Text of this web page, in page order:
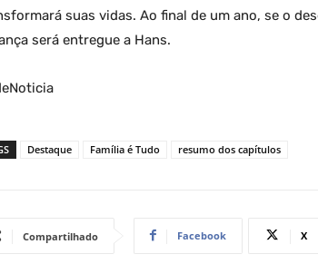
suas vidas. Ao final de um ano, se o
será entregue a Hans.
Destaque Família é Tudo resumo dos capítulos
Compartilhado Facebook X